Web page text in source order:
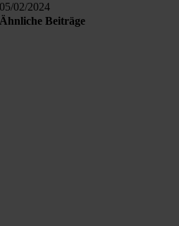
05/02/2024
Ähnliche Beiträge